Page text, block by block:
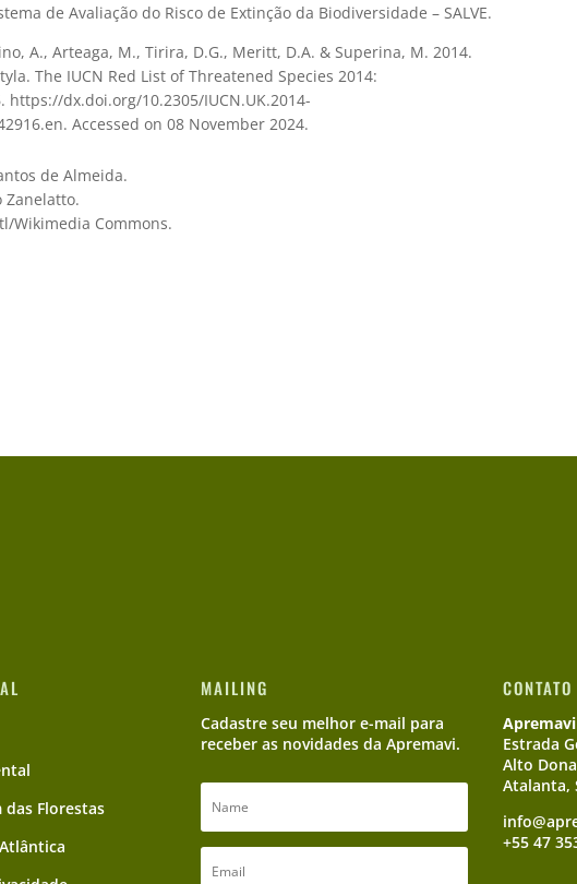
de Avaliação do Risco de Extinção da Biodiversidade – SALVE.
A., Arteaga, M., Tirira, D.G., Meritt, D.A. & Superina, M. 2014.
The IUCN Red List of Threatened Species 2014:
https://dx.doi.org/10.2305/IUCN.UK.2014-
Accessed on 08 November 2024.
de Almeida.
Zanelatto.
Wikimedia Commons.
das Florestas
MAILING
Cadastre seu melhor e-mail para
receber as novidades da Apremavi.
CONTATO
Apremavi
Estrada
Alto
Atalanta,
+55 47